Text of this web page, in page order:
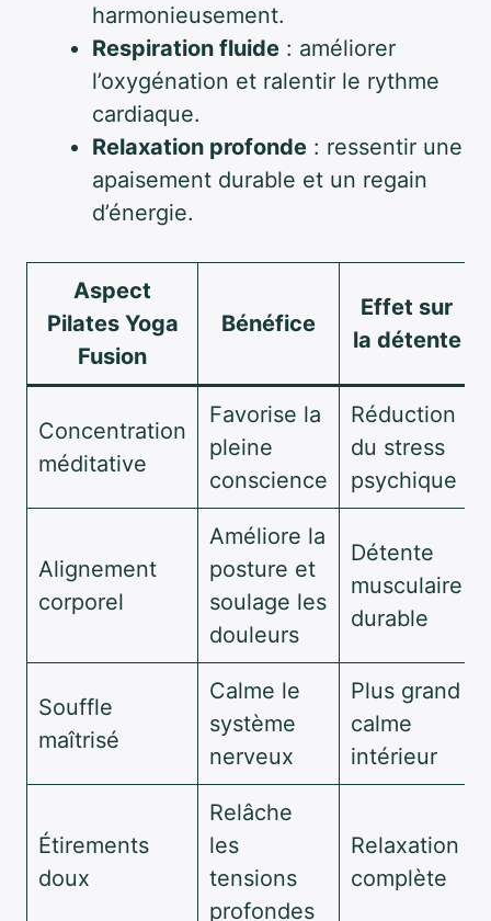
harmonieusement.
Respiration fluide : améliorer
l’oxygénation et ralentir le rythme
cardiaque.
Relaxation profonde : ressentir une
apaisement durable et un regain
d’énergie.
Aspect
Pilates Yoga
Fusion
Bénéfice
Effet sur
la détente
Concentration
méditative
Favorise la
pleine
conscience
Réduction
du stress
psychique
Alignement
corporel
Améliore la
posture et
soulage les
douleurs
Détente
musculaire
durable
Souffle
maîtrisé
Calme le
système
nerveux
Plus grand
calme
intérieur
Étirements
doux
Relâche
les
tensions
profondes
Relaxation
complète